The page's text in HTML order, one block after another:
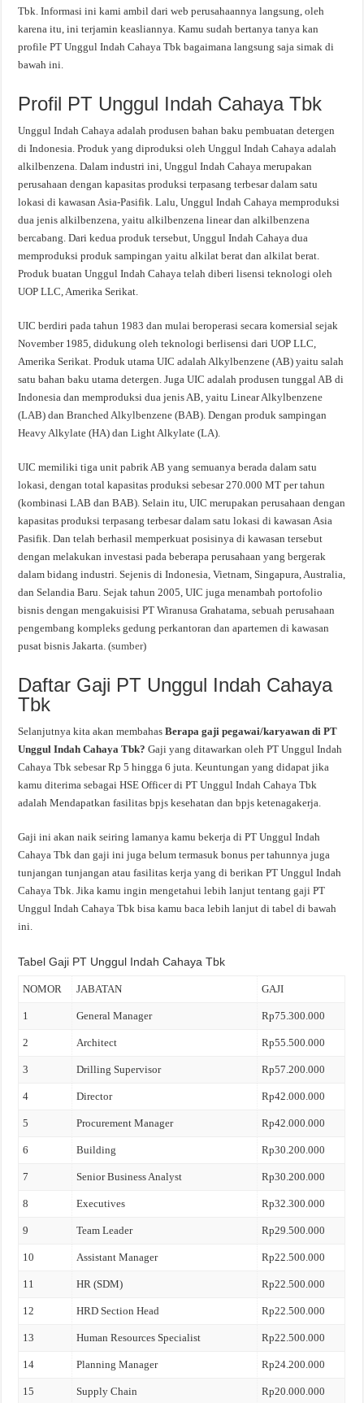
Tbk. Informasi ini kami ambil dari web perusahaannya langsung, oleh
karena itu, ini terjamin keasliannya. Kamu sudah bertanya tanya kan
profile PT Unggul Indah Cahaya Tbk bagaimana langsung saja simak di
bawah ini.
Profil PT Unggul Indah Cahaya Tbk
Unggul Indah Cahaya adalah produsen bahan baku pembuatan detergen
di Indonesia. Produk yang diproduksi oleh Unggul Indah Cahaya adalah
alkilbenzena. Dalam industri ini, Unggul Indah Cahaya merupakan
perusahaan dengan kapasitas produksi terpasang terbesar dalam satu
lokasi di kawasan Asia-Pasifik. Lalu, Unggul Indah Cahaya memproduksi
dua jenis alkilbenzena, yaitu alkilbenzena linear dan alkilbenzena
bercabang. Dari kedua produk tersebut, Unggul Indah Cahaya dua
memproduksi produk sampingan yaitu alkilat berat dan alkilat berat.
Produk buatan Unggul Indah Cahaya telah diberi lisensi teknologi oleh
UOP LLC, Amerika Serikat.
UIC berdiri pada tahun 1983 dan mulai beroperasi secara komersial sejak
November 1985, didukung oleh teknologi berlisensi dari UOP LLC,
Amerika Serikat. Produk utama UIC adalah Alkylbenzene (AB) yaitu salah
satu bahan baku utama detergen. Juga UIC adalah produsen tunggal AB di
Indonesia dan memproduksi dua jenis AB, yaitu Linear Alkylbenzene
(LAB) dan Branched Alkylbenzene (BAB). Dengan produk sampingan
Heavy Alkylate (HA) dan Light Alkylate (LA).
UIC memiliki tiga unit pabrik AB yang semuanya berada dalam satu
lokasi, dengan total kapasitas produksi sebesar 270.000 MT per tahun
(kombinasi LAB dan BAB). Selain itu, UIC merupakan perusahaan dengan
kapasitas produksi terpasang terbesar dalam satu lokasi di kawasan Asia
Pasifik. Dan telah berhasil memperkuat posisinya di kawasan tersebut
dengan melakukan investasi pada beberapa perusahaan yang bergerak
dalam bidang industri. Sejenis di Indonesia, Vietnam, Singapura, Australia,
dan Selandia Baru. Sejak tahun 2005, UIC juga menambah portofolio
bisnis dengan mengakuisisi PT Wiranusa Grahatama, sebuah perusahaan
pengembang kompleks gedung perkantoran dan apartemen di kawasan
pusat bisnis Jakarta. (sumber)
Daftar Gaji PT Unggul Indah Cahaya
Tbk
Selanjutnya kita akan membahasBerapa gaji pegawai/karyawan di PT
Unggul Indah Cahaya Tbk?Gaji yang ditawarkan oleh PT Unggul Indah
Cahaya Tbk sebesar Rp 5 hingga 6 juta. Keuntungan yang didapat jika
kamu diterima sebagai HSE Officer di PT Unggul Indah Cahaya Tbk
adalah Mendapatkan fasilitas bpjs kesehatan dan bpjs ketenagakerja.
Gaji ini akan naik seiring lamanya kamu bekerja di PT Unggul Indah
Cahaya Tbk dan gaji ini juga belum termasuk bonus per tahunnya juga
tunjangan tunjangan atau fasilitas kerja yang di berikan PT Unggul Indah
Cahaya Tbk. Jika kamu ingin mengetahui lebih lanjut tentang gaji PT
Unggul Indah Cahaya Tbk bisa kamu baca lebih lanjut di tabel di bawah
ini.
Tabel Gaji PT Unggul Indah Cahaya Tbk
NOMOR JABATAN GAJI
1 General Manager Rp75.300.000
2 Architect Rp55.500.000
3 Drilling Supervisor Rp57.200.000
4 Director Rp42.000.000
5 Procurement Manager Rp42.000.000
6 Building Rp30.200.000
7 Senior Business Analyst Rp30.200.000
8 Executives Rp32.300.000
9 Team Leader Rp29.500.000
10 Assistant Manager Rp22.500.000
11 HR (SDM) Rp22.500.000
12 HRD Section Head Rp22.500.000
13 Human Resources Specialist Rp22.500.000
14 Planning Manager Rp24.200.000
15 Supply Chain Rp20.000.000